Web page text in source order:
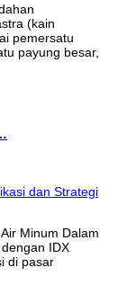
(kain
pemersatu
payung besar,
Minum Dalam
IDX
di pasar